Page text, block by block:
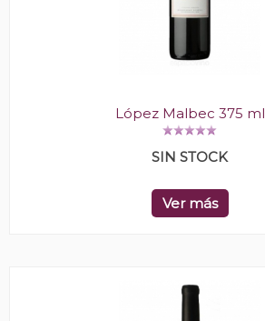
López Malbec 375 ml
SIN STOCK
Ver más